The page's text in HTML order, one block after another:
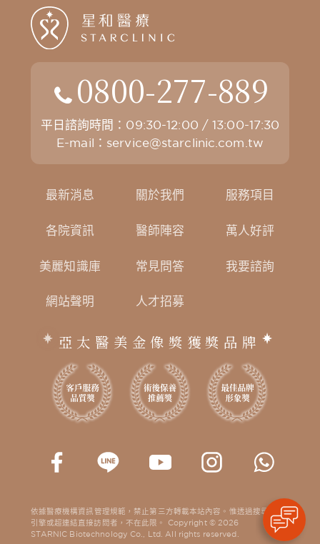
0800-277-889
平日諮詢時間：09:30-12:00 / 13:00-17:30
E-mail： service@starclinic.com.tw
最新消息 關於我們 服務項目
各院資訊 醫師陣容 萬人好評
美麗知識庫 常見問答 我要諮詢
網站聲明 人才招募
亞太醫美金像獎獲獎品牌
依據醫療機構資訊管理規範，禁止第三方轉載本站內容。惟透過搜尋
引擎或超連結直接訪問者，不在此限。 Copyright © 2026
STARNIC Biotechnology Co., Ltd. All rights reserved.